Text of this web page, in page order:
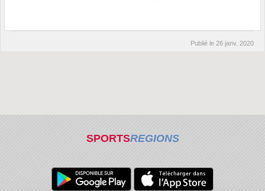
Publié le 26 janv. 2020
SPORTSREGIONS